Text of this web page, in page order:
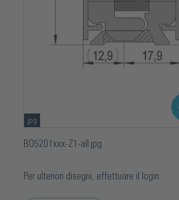
jpg
BO5201xxx-Z1-all.jpg
Per ulteriori disegni, effettuare il login: